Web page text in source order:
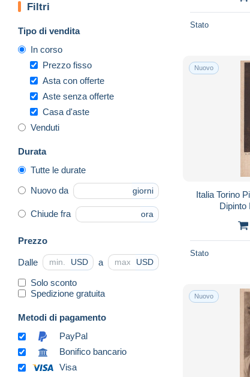
Filtri
Tipo di vendita
In corso
Prezzo fisso
Asta con offerte
Aste senza offerte
Casa d'aste
Venduti
Durata
Tutte le durate
Nuovo da giorni
Chiude fra ora
Prezzo
Dalle USD a USD
Solo sconto
Spedizione gratuita
Metodi di pagamento
PayPal
Bonifico bancario
Visa
Stato
Nuovo
Italia Torino
Dipinto
Stato
Nuovo